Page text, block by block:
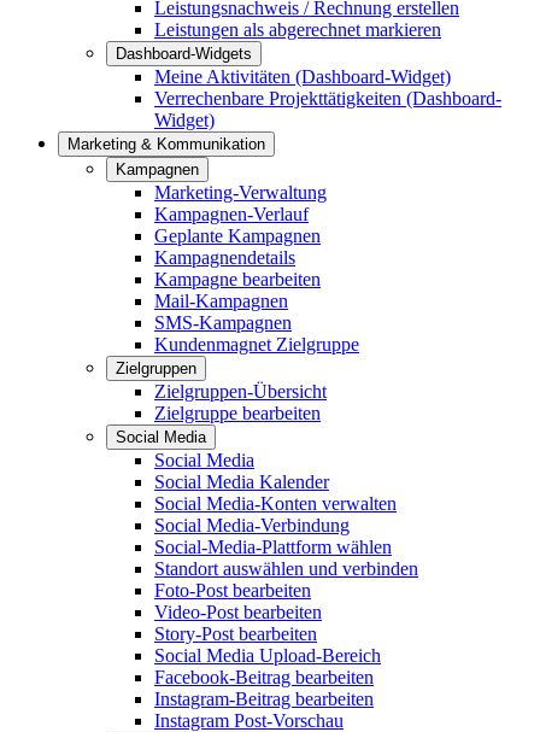
Leistungsnachweis / Rechnung erstellen
Leistungen als abgerechnet markieren
Dashboard-Widgets
Meine Aktivitäten (Dashboard-Widget)
Verrechenbare Projekttätigkeiten (Dashboard-
Widget)
Marketing & Kommunikation
Kampagnen
Marketing-Verwaltung
Kampagnen-Verlauf
Geplante Kampagnen
Kampagnendetails
Kampagne bearbeiten
Mail-Kampagnen
SMS-Kampagnen
Kundenmagnet Zielgruppe
Zielgruppen
Zielgruppen-Übersicht
Zielgruppe bearbeiten
Social Media
Social Media
Social Media Kalender
Social Media-Konten verwalten
Social Media-Verbindung
Social-Media-Plattform wählen
Standort auswählen und verbinden
Foto-Post bearbeiten
Video-Post bearbeiten
Story-Post bearbeiten
Social Media Upload-Bereich
Facebook-Beitrag bearbeiten
Instagram-Beitrag bearbeiten
Instagram Post-Vorschau